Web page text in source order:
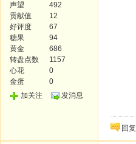
声望
492
贡献值
12
好评度
67
糖果
94
黄金
686
转盘点数
1157
心花
0
金蛋
0
加关注
发消息
回复